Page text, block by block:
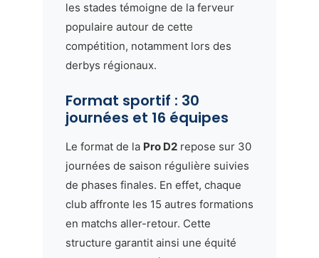
les stades témoigne de la ferveur
populaire autour de cette
compétition, notamment lors des
derbys régionaux.
Format sportif : 30
journées et 16 équipes
Le format de la Pro D2repose sur 30
journées de saison régulière suivies
de phases finales. En effet, chaque
club affronte les 15 autres formations
en matchs aller-retour. Cette
structure garantit ainsi une équité